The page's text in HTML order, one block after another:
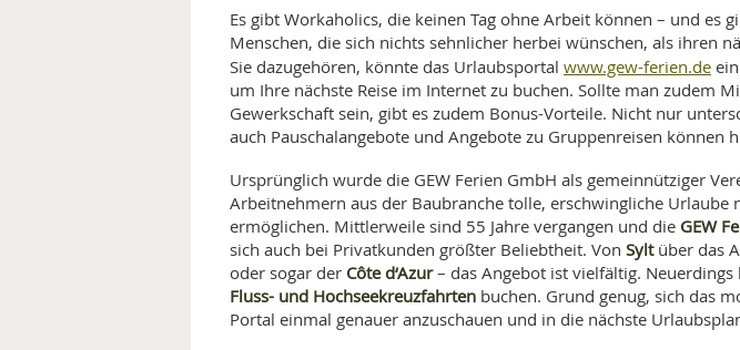
WISSENSCHAFT UND FORSCHUNG
Es gibt Workaholics, die keinen Tag ohne Arbeit können – und es
Menschen, die sich nichts sehnlicher herbei wünschen, als ihren
Sie dazugehören, könnte das Urlaubsportal www.gew-ferien.de
um Ihre nächste Reise im Internet zu buchen. Sollte man zudem
Gewerkschaft sein, gibt es zudem Bonus-Vorteile. Nicht nur
auch Pauschalangebote und Angebote zu Gruppenreisen können
Ursprünglich wurde die GEW Ferien GmbH als gemeinnütziger
Arbeitnehmern aus der Baubranche tolle, erschwingliche Urlaube
ermöglichen. Mittlerweile sind 55 Jahre vergangen und die GEW
sich auch bei Privatkunden größter Beliebtheit. Von Syltüber das
oder sogar der Côte d‘Azur– das Angebot ist vielfältig. Neuerdings
Fluss- und Hochseekreuzfahrten buchen. Grund genug, sich das
Portal einmal genauer anzuschauen und in die nächste